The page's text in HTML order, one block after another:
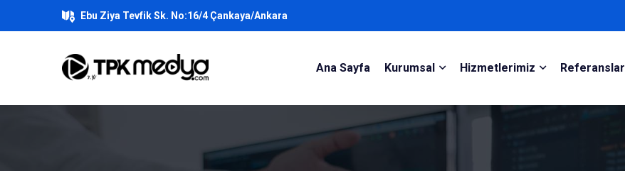
Ebu Ziya Tevfik Sk. No:16/4 Çankaya/Ankara
Ana Sayfa Kurumsal Hizmetlerimiz Referanslar